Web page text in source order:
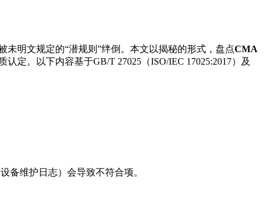
明文规定的“潜规则”绊倒。本文以揭秘的形式，盘点CMA
定。以下内容基于GB/T 27025（ISO/IEC 17025:2017）及
备维护日志）会导致不符合项。